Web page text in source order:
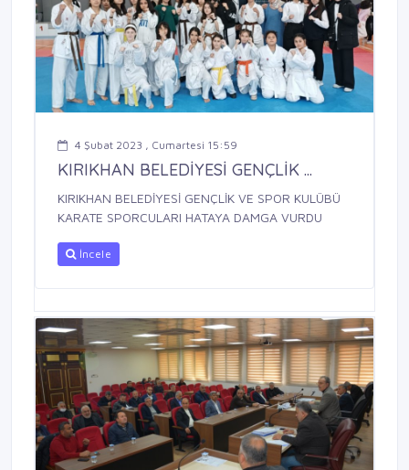
4 Şubat 2023 , Cumartesi 15:59
KIRIKHAN BELEDİYESİ GENÇLİK ...
KIRIKHAN BELEDİYESİ GENÇLİK VE SPOR KULÜBÜ
KARATE SPORCULARI HATAYA DAMGA VURDU
İncele